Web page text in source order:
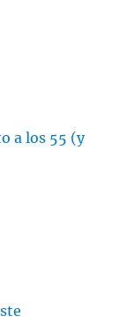
a los 55 (y